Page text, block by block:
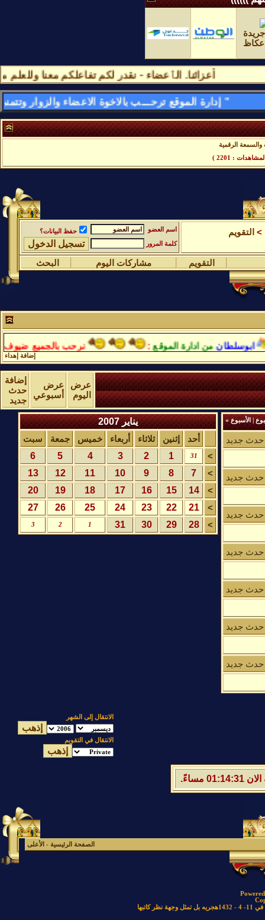
أعزائنا. الٱعضاء - نقدر لكم تفاعلكم معنا وللعلم
والسمعة الرقمية
: 2201 )
> التقويم اسم العضو
حفظ البيانات؟
كلمة المرور
التقويم مشاركات اليوم البحث
ابوسلطان من ادارة الموقع : نرحب بالجميع ضيوف
إضافة إهداء
عرض
اليوم
عرض
أسبوعي
إضافة
حدث
جديد
|الأسبوع»
حدث جديد
حدث جديد
حدث جديد
حدث جديد
حدث جديد
حدث جديد
حدث جديد
يناير 2007
أحد إثنين ثلاثاء أربعاء خميس جمعة
سبت
>
31
1
2
3
4
5
6
>
7
8
9
10
11
12
13
>
14
15
16
17
18
19
20
>
21
22
23
24
25
26
27
>
28
29
30
31
1
2
3
الانتقال إلى الشهر
الانتقال في التقويم
الصفحة الرئيسية - الأعلى